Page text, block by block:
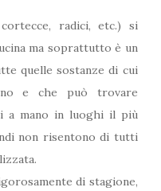
radici, etc.) si
ma soprattutto è un
quelle sostanze di cui
e che può trovare
a mano in luoghi il più
non risentono di tutti
di stagione,